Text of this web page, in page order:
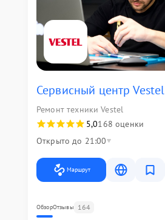
Сервисный центр Vestel
Ремонт техники Vestel
5,0168 оценки
Открыто до 21:00
Маршрут
ОбзорОтзывы 164